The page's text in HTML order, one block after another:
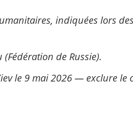
indiquées lors
de Russie).
le 9 mai 2026 — exclure le